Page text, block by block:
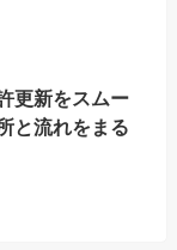
更新をスムー
と流れをまる